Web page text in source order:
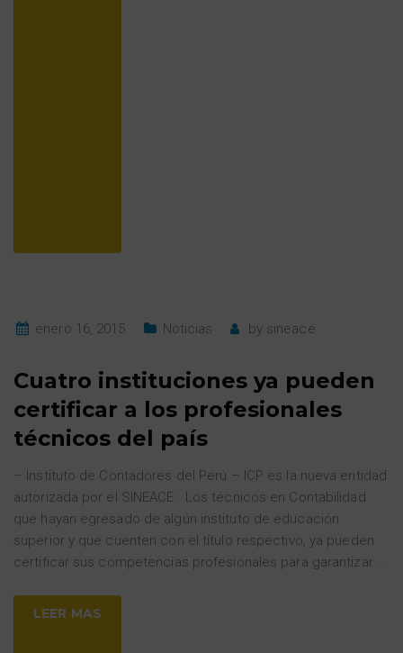
enero 16, 2015 Noticias by sineace
Cuatro instituciones ya pueden
certificar a los profesionales
técnicos del país
– Instituto de Contadores del Perú – ICP es la nueva entidad
autorizada por el SINEACE Los técnicos en Contabilidad
que hayan egresado de algún instituto de educación
superior y que cuenten con el título respectivo, ya pueden
certificar sus competencias profesionales para garantizar
LEER MAS